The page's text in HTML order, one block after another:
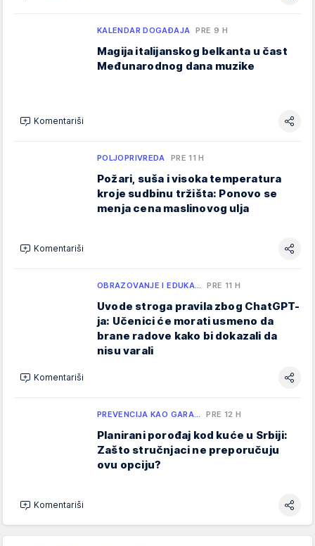
KALENDAR DOGAĐAJA PRE 9 H
Magija italijanskog belkanta u čast
Međunarodnog dana muzike
Komentariši
POLJOPRIVREDA PRE 11 H
Požari, suša i visoka temperatura
kroje sudbinu tržišta: Ponovo se
menja cena maslinovog ulja
Komentariši
OBRAZOVANJE I EDUKA… PRE 11 H
Uvode stroga pravila zbog ChatGPT-
ja: Učenici će morati usmeno da
brane radove kako bi dokazali da
nisu varali
Komentariši
PREVENCIJA KAO GARA… PRE 12 H
Planirani porođaj kod kuće u Srbiji:
Zašto stručnjaci ne preporučuju
ovu opciju?
Komentariši